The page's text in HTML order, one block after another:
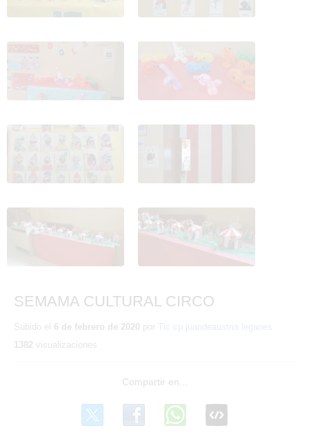
SEMAMA CULTURAL
CIRCO 32
SEMAMA CULTURAL
CIRCO 34
CIRCO 35
SEMAMA CULTURAL
CIRCO 37
SEMAMA CULTURAL CIRCO
Subido el 6 de febrero de 2020 por Tic cp juandeaustria leganes
1382 visualizaciones